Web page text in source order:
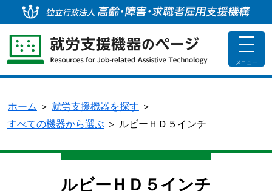
toggle
メニュー
ホーム ＞ 就労支援機器を探す ＞
すべての機器から選ぶ ＞ ルビーＨＤ５インチ
ルビーＨＤ５インチ